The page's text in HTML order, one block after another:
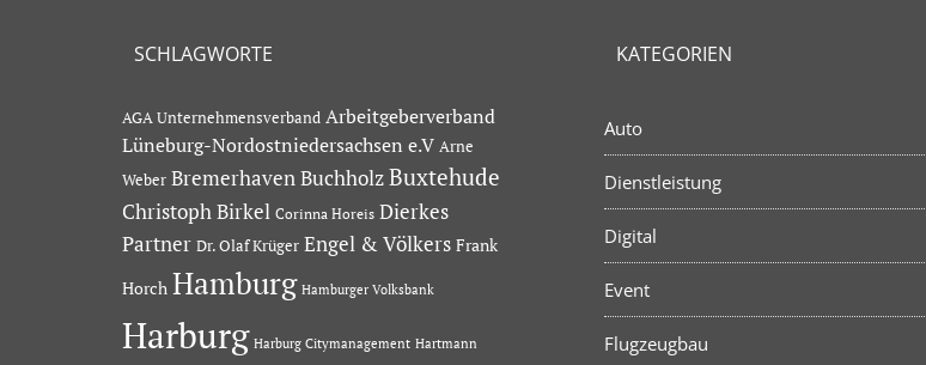
SCHLAGWORTE
AGA Unternehmensverband Arbeitgeberverband
Lüneburg-Nordostniedersachsen e.V Arne
Weber BremerhavenBuchholzBuxtehude
Christoph Birkel Corinna Horeis Dierkes
Partner Dr. Olaf Krüger Engel & Völkers Frank
Horch Hamburg Hamburger Volksbank
Harburg Harburg Citymanagement Hartmann
KATEGORIEN
Auto
Dienstleistung
Digital
Event
Flugzeugbau